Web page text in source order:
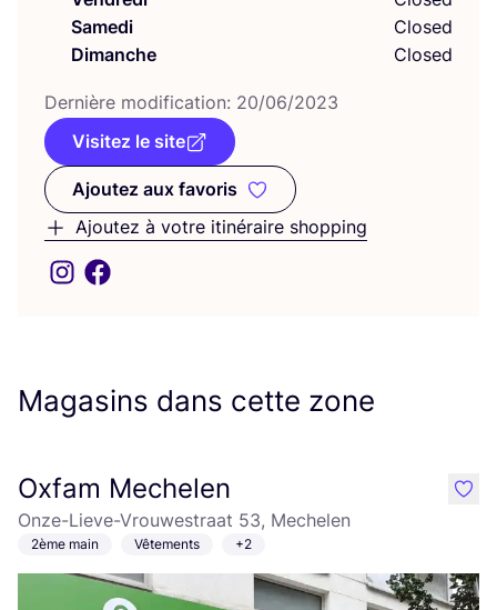
Samedi
Closed
Dimanche
Closed
Der­nière modi­fi­ca­tion: 20/06/2023
Visitez le site
Ajoutez aux favoris
Ajoutez aux favoris
Ajoutez à votre itinéraire shopping
Magasins dans cette zone
Oxfam Mechelen
Onze-Lieve-Vrouwestraat 53, Mechelen
2ème main Vêtements +2
like